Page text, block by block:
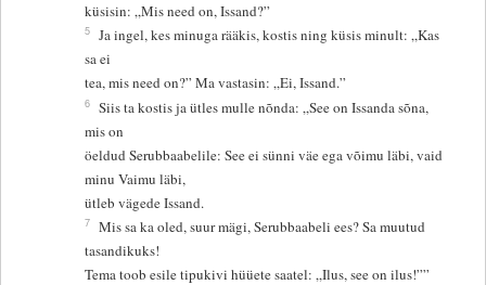
küsisin: „Mis need on, Issand?”
5 Ja ingel, kes minuga rääkis, kostis ning küsis minult: „Kas
sa ei
tea, mis need on?” Ma vastasin: „Ei, Issand.”
6 Siis ta kostis ja ütles mulle nõnda: „See on Issanda sõna,
mis on
öeldud Serubbaabelile: See ei sünni väe ega võimu läbi, vaid
minu Vaimu läbi,
ütleb vägede Issand.
7 Mis sa ka oled, suur mägi, Serubbaabeli ees? Sa muutud
tasandikuks!
Tema toob esile tipukivi hüüete saatel: „Ilus, see on ilus!””